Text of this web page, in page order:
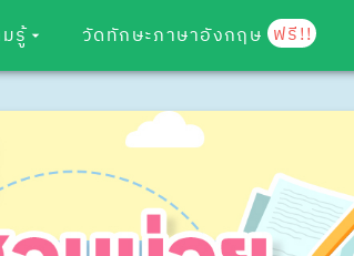
รู้ วัดทักษะภาษาอังกฤษ ฟรี!!